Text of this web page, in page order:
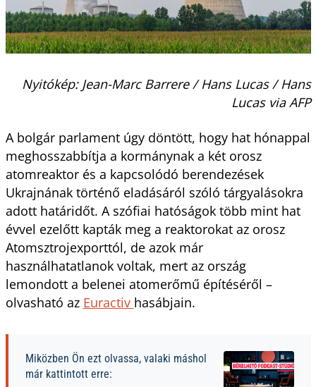
Nyitókép: Jean-Marc Barrere / Hans Lucas / Hans
Lucas via AFP
A bolgár parlament úgy döntött, hogy hat hónappal
meghosszabbítja a kormánynak a két orosz
atomreaktor és a kapcsolódó berendezések
Ukrajnának történő eladásáról szóló tárgyalásokra
adott határidőt. A szófiai hatóságok több mint hat
évvel ezelőtt kapták meg a reaktorokat az orosz
Atomsztrojexporttól, de azok már
használhatatlanok voltak, mert az ország
lemondott a belenei atomerőmű építéséről –
olvasható az Euractiv hasábjain.
Miközben Ön ezt olvassa, valaki máshol
már kattintott erre: